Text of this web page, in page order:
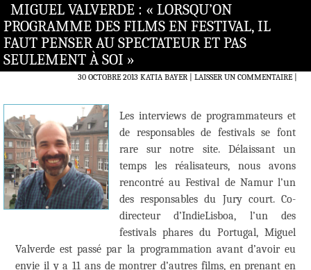
MIGUEL VALVERDE : « LORSQU’ON
PROGRAMME DES FILMS EN FESTIVAL, IL
FAUT PENSER AU SPECTATEUR ET PAS
SEULEMENT À SOI »
30 OCTOBRE 2013 KATIA BAYER LAISSER UN COMMENTAIRE|
Les interviews de programmateurs et
de responsables de festivals se font
rare sur notre site. Délaissant un
temps les réalisateurs, nous avons
rencontré au Festival de Namur l’un
des responsables du Jury court. Co-
directeur d’IndieLisboa, l’un des
festivals phares du Portugal, Miguel
Valverde est passé par la programmation avant d’avoir eu
envie il y a 11 ans de montrer d’autres films, en prenant en